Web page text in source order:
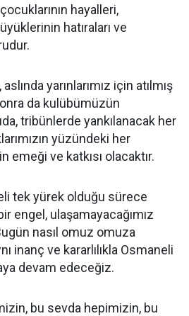
hayalleri,
hatıraları ve
yarınlarımız için atılmış
da kulübümüzün
tribünlerde yankılanacak her
yüzündeki her
ve katkısı olacaktır.
tek yürek olduğu sürece
engel, ulaşamayacağımız
nasıl omuz omuza
inanç ve kararlılıkla Osmaneli
devam edeceğiz.
bu sevda hepimizin, bu